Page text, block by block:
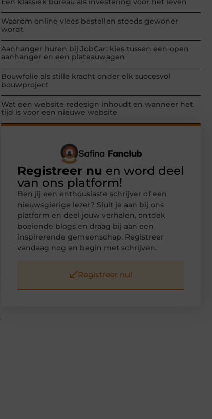
Waarom online vlees bestellen steeds gewoner
wordt
Aanhanger huren bij JobCar: kies tussen een open
aanhanger en een plateauwagen
Bouwfolie als stille kracht onder elk succesvol
bouwproject
Wat een website redesign inhoudt en wanneer het
tijd is voor een nieuwe website
Registreer nu en word deel
van ons platform!
Ben jij een enthousiaste schrijver of een
nieuwsgierige lezer? Sluit je aan bij ons
platform en deel jouw verhalen, ontdek
boeiende blogs en draag bij aan een
inspirerende gemeenschap. Registreer
vandaag nog en begin met schrijven.
Registreer nu!